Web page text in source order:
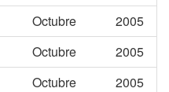
Octubre
2005
Octubre
2005
Octubre
2005